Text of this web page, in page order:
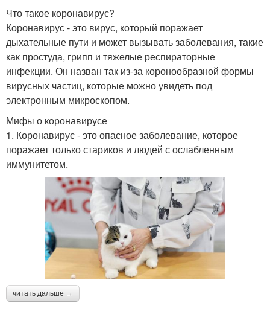
Что такое коронавирус?
Коронавирус - это вирус, который поражает
дыхательные пути и может вызывать заболевания, такие
как простуда, грипп и тяжелые респираторные
инфекции. Он назван так из-за коронообразной формы
вирусных частиц, которые можно увидеть под
электронным микроскопом.
Мифы о коронавирусе
1. Коронавирус - это опасное заболевание, которое
поражает только стариков и людей с ослабленным
иммунитетом.
читать дальше →